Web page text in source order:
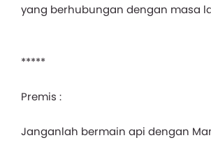
yang berhubungan dengan masa
*****
Premis :
Janganlah bermain api dengan